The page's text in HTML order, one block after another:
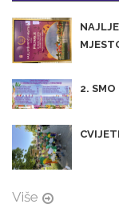
2. SMO
Više